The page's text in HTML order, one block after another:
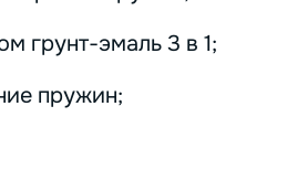
грунт-эмаль 3 в 1;
пружин;